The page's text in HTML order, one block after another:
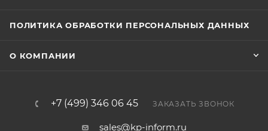
ПОЛИТИКА ОБРАБОТКИ ПЕРСОНАЛЬНЫХ ДАННЫХ
О КОМПАНИИ
+7 (499) 346 06 45 ЗАКАЗАТЬ ЗВОНОК
sales@kp-inform.ru